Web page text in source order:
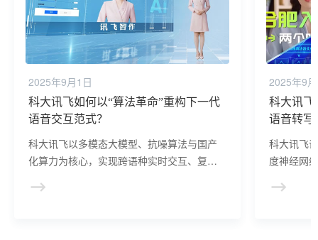
2025年9月1日
科大讯飞如何以“算法革命”重构下一代
语音交互范式？
科大讯飞以多模态大模型、抗噪算法与国产
化算力为核心，实现跨语种实时交互、复杂
疗、车载等场景落地，重构人机交互逻辑。
2025年9
科大讯飞
语音转写
科大讯飞
度神经网
多麦克风